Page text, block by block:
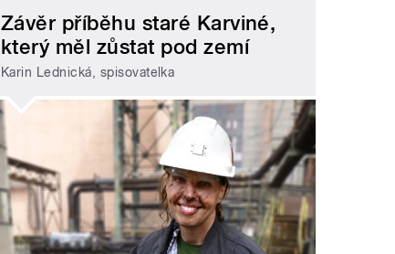
Závěr příběhu staré Karviné,
který měl zůstat pod zemí
Karin Lednická, spisovatelka